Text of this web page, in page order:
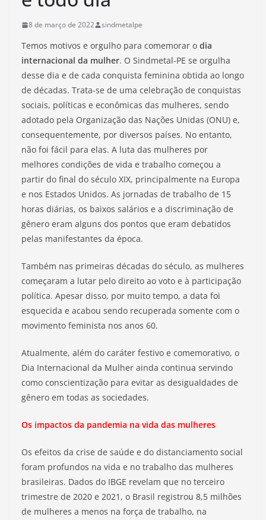
8 de março de 2022 sindmetalpe
Temos motivos e orgulho para comemorar o dia
internacional da mulher. O Sindmetal-PE se orgulha
desse dia e de cada conquista feminina obtida ao longo
de décadas. Trata-se de uma celebração de conquistas
sociais, políticas e econômicas das mulheres, sendo
adotado pela Organização das Nações Unidas (ONU) e,
consequentemente, por diversos países. No entanto,
não foi fácil para elas. A luta das mulheres por
melhores condições de vida e trabalho começou a
partir do final do século XIX, principalmente na Europa
e nos Estados Unidos. As jornadas de trabalho de 15
horas diárias, os baixos salários e a discriminação de
gênero eram alguns dos pontos que eram debatidos
pelas manifestantes da época.
Também nas primeiras décadas do século, as mulheres
começaram a lutar pelo direito ao voto e à participação
política. Apesar disso, por muito tempo, a data foi
esquecida e acabou sendo recuperada somente com o
movimento feminista nos anos 60.
Atualmente, além do caráter festivo e comemorativo, o
Dia Internacional da Mulher ainda continua servindo
como conscientização para evitar as desigualdades de
gênero em todas as sociedades.
Os impactos da pandemia na vida das mulheres
Os efeitos da crise de saúde e do distanciamento social
foram profundos na vida e no trabalho das mulheres
brasileiras. Dados do IBGE revelam que no terceiro
trimestre de 2020 e 2021, o Brasil registrou 8,5 milhões
de mulheres a menos na força de trabalho, na